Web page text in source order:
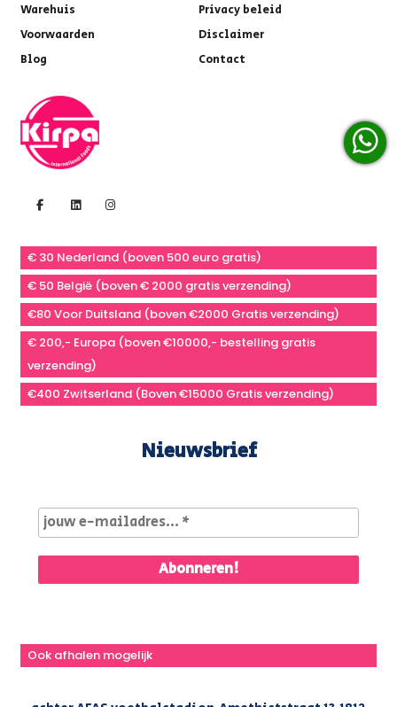
Warehuis
Privacy beleid
Voorwaarden
Disclaimer
Blog
Contact
€ 30 Nederland (boven 500 euro gratis)
€ 50 België (boven € 2000 gratis verzending)
€80 Voor Duitsland (boven €2000 Gratis verzending)
€ 200,- Europa (boven €10000,- bestelling gratis
verzending)
€400 Zwitserland (Boven €15000 Gratis verzending)
Nieuwsbrief
Ook afhalen mogelijk